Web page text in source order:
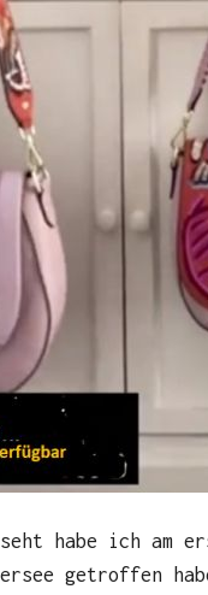
habe ich am
getroffen